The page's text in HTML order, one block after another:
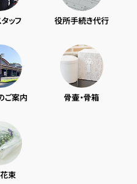
ッフ 役所手続き代行
ご案内 骨壷・骨箱
束